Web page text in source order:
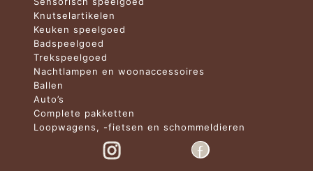
Knutselartikelen
Keuken speelgoed
Badspeelgoed
Trekspeelgoed
Nachtlampen en woonaccessoires
Ballen
Auto’s
Complete pakketten
Loopwagens, -fietsen en schommeldieren